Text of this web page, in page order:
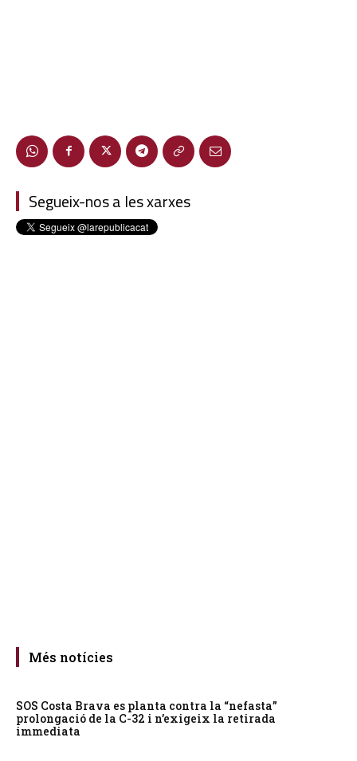
Segueix-nos a les xarxes
Més notícies
SOS Costa Brava es planta contra la “nefasta”
prolongació de la C-32 i n’exigeix la retirada
immediata